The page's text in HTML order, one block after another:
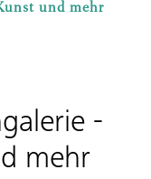
und mehr
-
mehr